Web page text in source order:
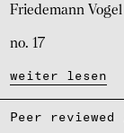
Friedemann Vogel
no. 17
weiter lesen
Peer